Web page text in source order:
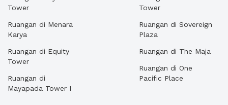
Tower
Ruangan di Menara
Karya
Ruangan di Equity
Tower
Ruangan di
Mayapada Tower I
Tower
Ruangan di Sovereign
Plaza
Ruangan di The Maja
Ruangan di One
Pacific Place